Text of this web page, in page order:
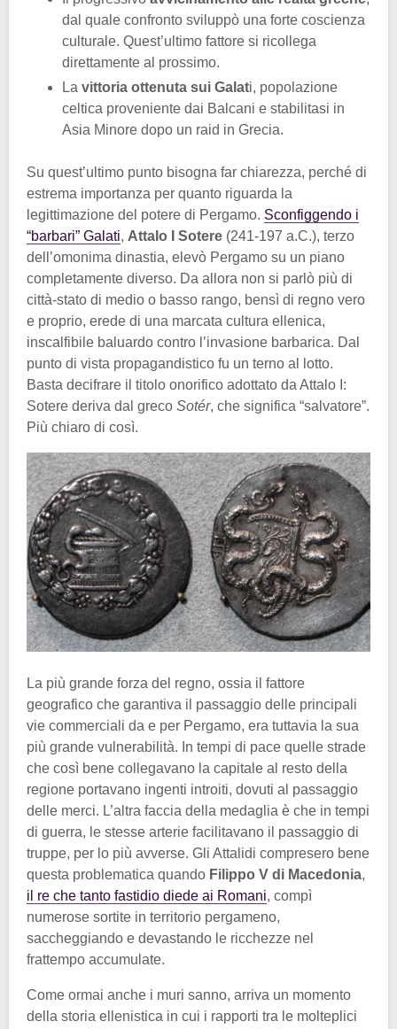
dal quale confronto sviluppò una forte coscienza
culturale. Quest’ultimo fattore si ricollega
direttamente al prossimo.
La vittoria ottenuta sui Galati, popolazione
celtica proveniente dai Balcani e stabilitasi in
Asia Minore dopo un raid in Grecia.
Su quest’ultimo punto bisogna far chiarezza, perché di
estrema importanza per quanto riguarda la
legittimazione del potere di Pergamo. Sconfiggendo i
“barbari” Galati, Attalo I Sotere (241-197 a.C.), terzo
dell’omonima dinastia, elevò Pergamo su un piano
completamente diverso. Da allora non si parlò più di
città-stato di medio o basso rango, bensì di regno vero
e proprio, erede di una marcata cultura ellenica,
inscalfibile baluardo contro l’invasione barbarica. Dal
punto di vista propagandistico fu un terno al lotto.
Basta decifrare il titolo onorifico adottato da Attalo I:
Sotere deriva dal greco Sotér, che significa “salvatore”.
Più chiaro di così.
La più grande forza del regno, ossia il fattore
geografico che garantiva il passaggio delle principali
vie commerciali da e per Pergamo, era tuttavia la sua
più grande vulnerabilità. In tempi di pace quelle strade
che così bene collegavano la capitale al resto della
regione portavano ingenti introiti, dovuti al passaggio
delle merci. L’altra faccia della medaglia è che in tempi
di guerra, le stesse arterie facilitavano il passaggio di
truppe, per lo più avverse. Gli Attalidi compresero bene
questa problematica quando Filippo V di Macedonia,
il re che tanto fastidio diede ai Romani, compì
numerose sortite in territorio pergameno,
saccheggiando e devastando le ricchezze nel
frattempo accumulate.
Come ormai anche i muri sanno, arriva un momento
della storia ellenistica in cui i rapporti tra le molteplici